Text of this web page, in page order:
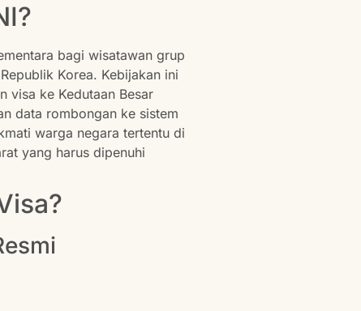
bagi wisatawan grup
Korea. Kebijakan ini
visa ke Kedutaan Besar
data rombongan ke sistem
warga negara tertentu di
yang harus dipenuhi